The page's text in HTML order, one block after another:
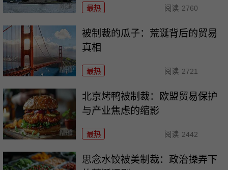
最热 阅读 2760
被制裁的瓜子：荒诞背后的贸易
真相
最热 阅读 2721
北京烤鸭被制裁：欧盟贸易保护
与产业焦虑的缩影
最热 阅读 2442
思念水饺被美制裁：政治操弄下